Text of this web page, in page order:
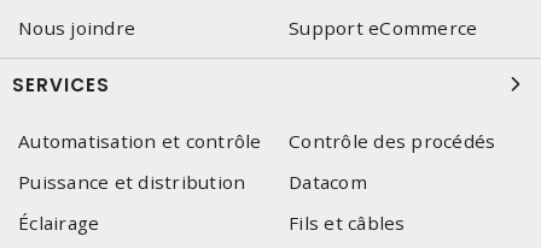
Nous joindre
Support eCommerce
SERVICES
Automatisation et contrôle
Contrôle des procédés
Puissance et distribution
Datacom
Éclairage
Fils et câbles